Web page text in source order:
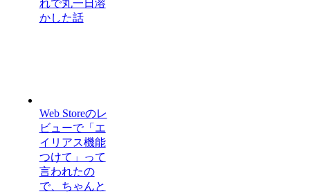
れで丸一日溶
かした話
Web Storeのレ
ビューで「エ
イリアス機能
つけて」って
言われたの
で、ちゃんと